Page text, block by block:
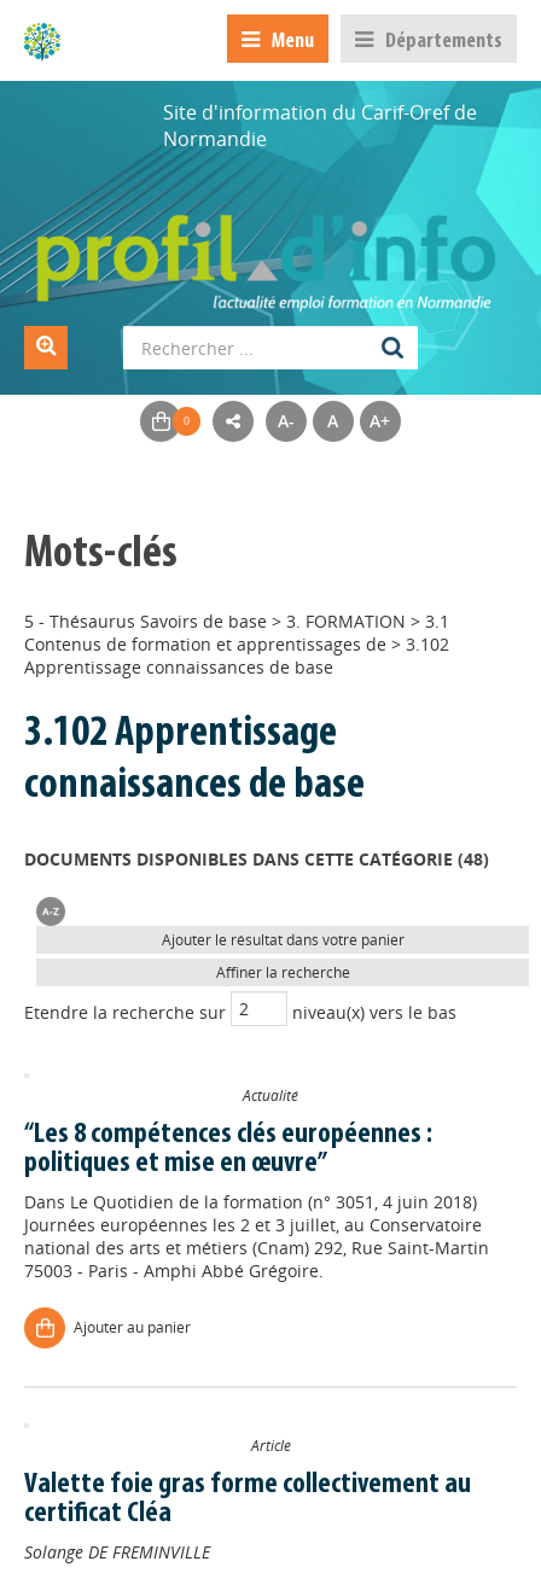
Menu Départements
Site d'information du Carif-Oref de
Normandie
A- A A+
Mots-clés
5 - Thésaurus Savoirs de base > 3. FORMATION > 3.1
Contenus de formation et apprentissages de > 3.102
Apprentissage connaissances de base
3.102 Apprentissage
connaissances de base
DOCUMENTS DISPONIBLES DANS CETTE CATÉGORIE (48)
Ajouter le résultat dans votre panier
Affiner la recherche
Etendre la recherche sur niveau(x) vers le bas
Actualité
“Les 8 compétences clés européennes :
politiques et mise en œuvre”
Dans Le Quotidien de la formation (n° 3051, 4 juin 2018)
Journées européennes les 2 et 3 juillet, au Conservatoire
national des arts et métiers (Cnam) 292, Rue Saint-Martin
75003 - Paris - Amphi Abbé Grégoire.
Ajouter au panier
Article
Valette foie gras forme collectivement au
certificat Cléa
Solange DE FREMINVILLE